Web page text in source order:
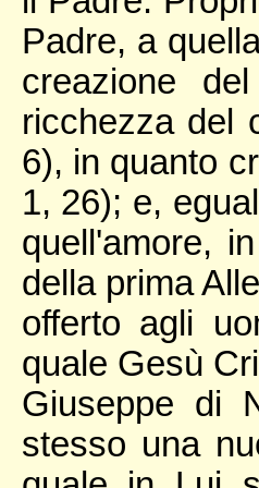
Padre, a
creazione
ricchezza del
6), in quanto
1, 26); e,
quell'amore,
della prima
offerto agli
quale Gesù
Giuseppe di
stesso una